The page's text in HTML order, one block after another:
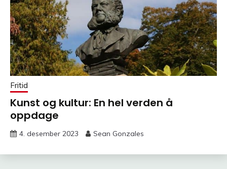
Fritid
Kunst og kultur: En hel verden å
oppdage
4. desember 2023 Sean Gonzales